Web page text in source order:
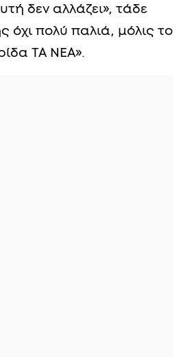
δεν αλλάζει», τάδε
όχι πολύ παλιά, μόλις το
ΤΑ ΝΕΑ».